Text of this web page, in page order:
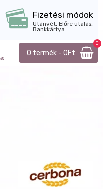
Fizetési módok
Utánvét, Előre utalás,
Bankkártya
0 termék - 0Ft
0